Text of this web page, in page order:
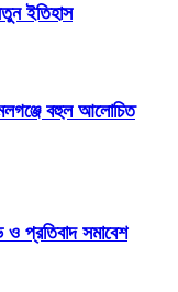
ইতিহাস
বহুল আলোচিত
ও প্রতিবাদ সমাবেশ